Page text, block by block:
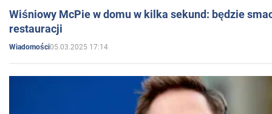
Wiśniowy McPie w domu w kilka sekund: będzie
restauracji
Wiadomości05.03.2025 17:14